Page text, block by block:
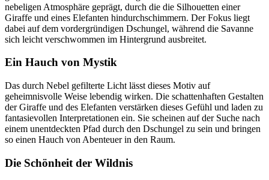
nebeligen Atmosphäre geprägt, durch die die Silhouetten einer
Giraffe und eines Elefanten hindurchschimmern. Der Fokus liegt
dabei auf dem vordergründigen Dschungel, während die Savanne
sich leicht verschwommen im Hintergrund ausbreitet.
Ein Hauch von Mystik
Das durch Nebel gefilterte Licht lässt dieses Motiv auf
geheimnisvolle Weise lebendig wirken. Die schattenhaften Gestalten
der Giraffe und des Elefanten verstärken dieses Gefühl und laden zu
fantasievollen Interpretationen ein. Sie scheinen auf der Suche nach
einem unentdeckten Pfad durch den Dschungel zu sein und bringen
so einen Hauch von Abenteuer in den Raum.
Die Schönheit der Wildnis